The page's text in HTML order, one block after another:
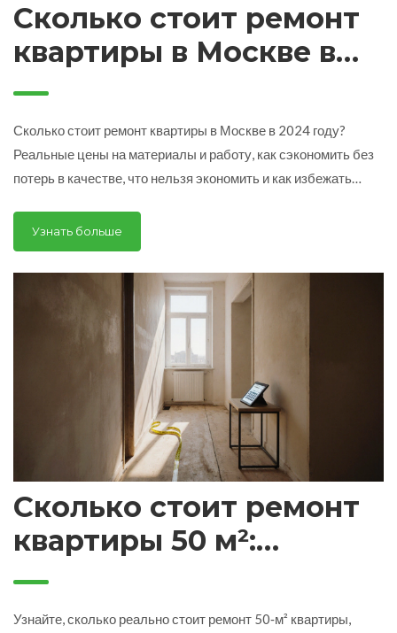
Сколько стоит ремонт
квартиры в Москве в
2024 году: реальные
цены и что влияет на
бюджет
Сколько стоит ремонт квартиры в Москве в 2024 году?
Реальные цены на материалы и работу, как сэкономить без
потерь в качестве, что нельзя экономить и как избежать
Узнать больше
Сколько стоит ремонт
квартиры 50 м²:
подробный расчёт и
экономия
Узнайте, сколько реально стоит ремонт 50‑м² квартиры,